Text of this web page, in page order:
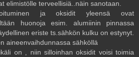
elimistölle terveellisiä..näin sanotaan.
ja oksidit yleensä ovat
huonoja esim. alumiinin pinnassa
eriste ts.sähkön kulku on estynyt.
aineenvaihdunnassa sähköllä
on , niin silloinhan oksidit voisi toimia